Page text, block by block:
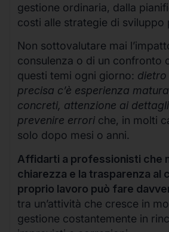
gestione ordinaria, dalla
costi alle strategie di sviluppo
Non sottovalutare mai
consulenza o di un confronto
questi temi ogni giorno:
precisa c’è esperienza
concreti, attenzione ai dettagli
prevenire errori che, in molti
solo dopo mesi o anni.
Affidarti a professionisti che
chiarezza e la trasparenza al
proprio lavoro può fare
tra un’attività che cresce in
gestione costantemente in